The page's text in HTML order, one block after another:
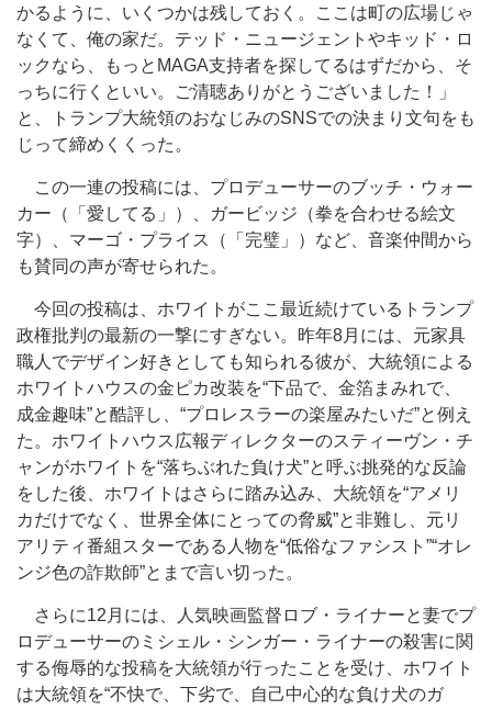
かるように、いくつかは残しておく。ここは町の広場じゃ
なくて、俺の家だ。テッド・ニュージェントやキッド・ロ
ックなら、もっとMAGA支持者を探してるはずだから、そ
っちに行くといい。ご清聴ありがとうございました！」
と、トランプ大統領のおなじみのSNSでの決まり文句をも
じって締めくくった。
この一連の投稿には、プロデューサーのブッチ・ウォー
カー（「愛してる」）、ガービッジ（拳を合わせる絵文
字）、マーゴ・プライス（「完璧」）など、音楽仲間から
も賛同の声が寄せられた。
今回の投稿は、ホワイトがここ最近続けているトランプ
政権批判の最新の一撃にすぎない。昨年8月には、元家具
職人でデザイン好きとしても知られる彼が、大統領による
ホワイトハウスの金ピカ改装を“下品で、金箔まみれで、
成金趣味”と酷評し、“プロレスラーの楽屋みたいだ”と例え
た。ホワイトハウス広報ディレクターのスティーヴン・チ
ャンがホワイトを“落ちぶれた負け犬”と呼ぶ挑発的な反論
をした後、ホワイトはさらに踏み込み、大統領を“アメリ
カだけでなく、世界全体にとっての脅威”と非難し、元リ
アリティ番組スターである人物を“低俗なファシスト”“オレ
ンジ色の詐欺師”とまで言い切った。
さらに12月には、人気映画監督ロブ・ライナーと妻でプ
ロデューサーのミシェル・シンガー・ライナーの殺害に関
する侮辱的な投稿を大統領が行ったことを受け、ホワイト
は大統領を“不快で、下劣で、自己中心的な負け犬のガ